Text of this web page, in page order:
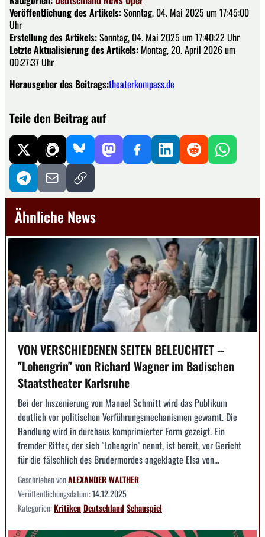
Veröffentlichung des Artikels:Sonntag, 04. Mai 2025 um 17:45:00
Uhr
Erstellung des Artikels:Sonntag, 04. Mai 2025 um 17:40:22 Uhr
Letzte Aktualisierung des Artikels: Montag, 20. April 2026 um
00:27:37 Uhr
Herausgeber des Beitrags:theaterkompass.de
Teile den Beitrag auf
Ähnliche News
VON VERSCHIEDENEN SEITEN BELEUCHTET --
"Lohengrin" von Richard Wagner im Badischen
Staatstheater Karlsruhe
Bei der Inszenierung von Manuel Schmitt wird das Publikum
deutlich vor politischen Verführungsmechanismen gewarnt. Die
Handlung wird in durchaus komprimierter Form gezeigt. Ein
fremder Ritter, der sich "Lohengrin" nennt, ist bereit, vor Gericht
für die fälschlich des Brudermordes angeklagte Elsa von...
Geschrieben vonALEXANDER WALTHER
Veröffentlichungsdatum:14.12.2025
Kategorien:KritikenDeutschlandSchauspiel